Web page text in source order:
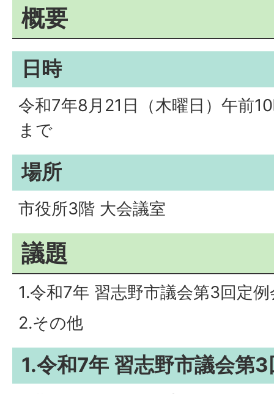
概要
日時
令和7年8月21日（木曜日）午前
まで
場所
市役所3階 大会議室
議題
1.令和7年 習志野市議会第3回定例
2.その他
1.令和7年 習志野市議会第